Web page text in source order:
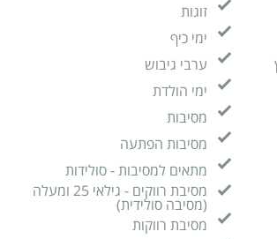
זוגות
ימי כיף
ערבי גיבוש
ימי הולדת
מסיבות
מסיבות הפתעה
מתאים למסיבות - סולידות
מסיבת רווקים - גילאי 25 ומעלה
(מסיבה סולידית)
מסיבת רווקות